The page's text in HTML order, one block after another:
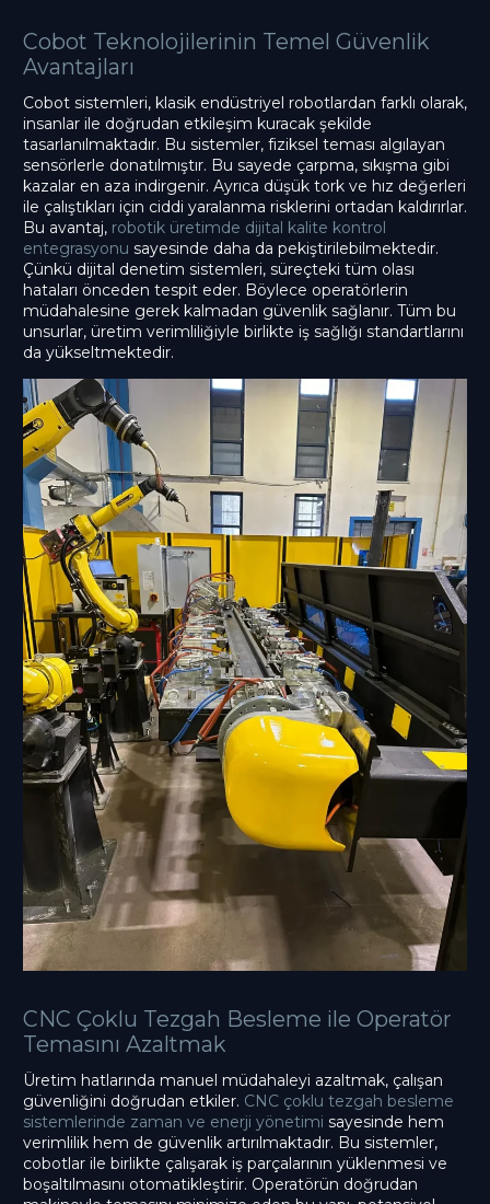
Cobot Teknolojilerinin Temel Güvenlik
Avantajları
Cobot sistemleri, klasik endüstriyel robotlardan farklı olarak,
insanlar ile doğrudan etkileşim kuracak şekilde
tasarlanılmaktadır. Bu sistemler, fiziksel teması algılayan
sensörlerle donatılmıştır. Bu sayede çarpma, sıkışma gibi
kazalar en aza indirgenir. Ayrıca düşük tork ve hız değerleri
ile çalıştıkları için ciddi yaralanma risklerini ortadan kaldırırlar.
Bu avantaj, robotik üretimde dijital kalite kontrol
entegrasyonu sayesinde daha da pekiştirilebilmektedir.
Çünkü dijital denetim sistemleri, süreçteki tüm olası
hataları önceden tespit eder. Böylece operatörlerin
müdahalesine gerek kalmadan güvenlik sağlanır. Tüm bu
unsurlar, üretim verimliliğiyle birlikte iş sağlığı standartlarını
da yükseltmektedir.
CNC Çoklu Tezgah Besleme ile Operatör
Temasını Azaltmak
Üretim hatlarında manuel müdahaleyi azaltmak, çalışan
güvenliğini doğrudan etkiler. CNC çoklu tezgah besleme
sistemlerinde zaman ve enerji yönetimi sayesinde hem
verimlilik hem de güvenlik artırılmaktadır. Bu sistemler,
cobotlar ile birlikte çalışarak iş parçalarının yüklenmesi ve
boşaltılmasını otomatikleştirir. Operatörün doğrudan